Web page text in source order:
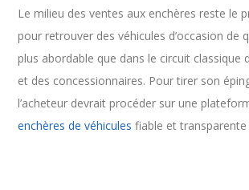
Le milieu des ventes aux enchères reste le
pour retrouver des véhicules d’occasion de
plus abordable que dans le circuit classique
et des concessionnaires. Pour tirer son
l’acheteur devrait procéder sur une
enchères de véhicules fiable et